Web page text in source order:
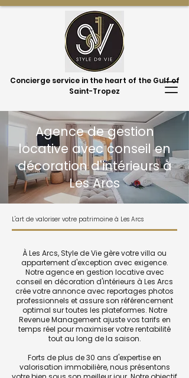
Concierge service in the heart of the Gulf of
Saint-Tropez
Agence de gestion
locative avec conseil en
décoration d'intérieurs à
Les Arcs
L'art de valoriser votre patrimoine à Les Arcs
À Les Arcs, Style de Vie gère votre villa ou
appartement d'exception avec exigence.
Notre agence en gestion locative avec
conseil en décoration d'intérieurs à Les Arcs
crée votre annonce avec reportages photos
professionnels et assure son référencement
optimal sur toutes les plateformes. Notre
Revenue Management ajuste vos tarifs en
temps réel pour maximiser votre rentabilité
tout au long de la saison.
Forts de plus de 30 ans d'expertise en
valorisation immobilière, nous présentons